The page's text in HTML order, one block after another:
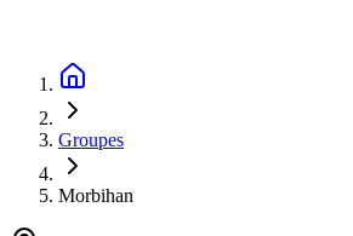
Groupes
Morbihan